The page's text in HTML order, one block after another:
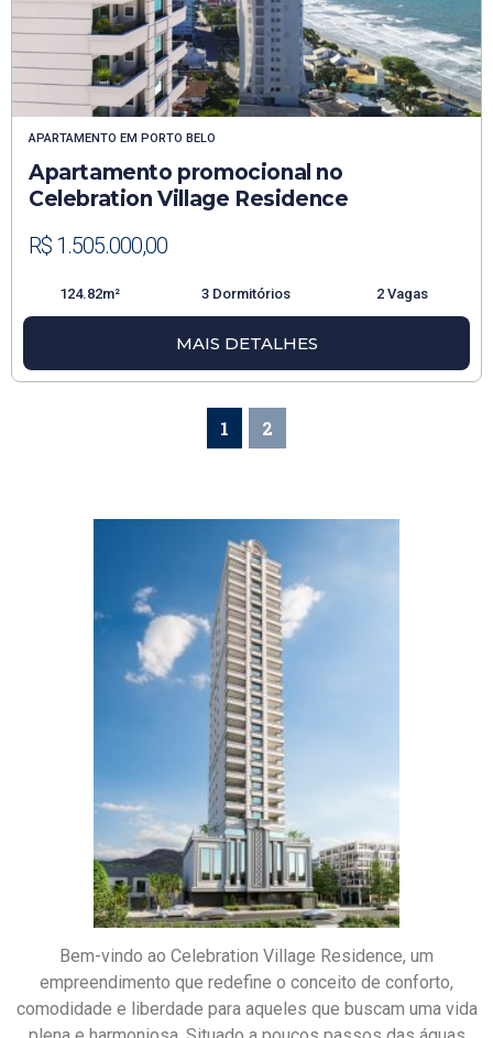
APARTAMENTO EM PORTO BELO
Apartamento promocional no
Celebration Village Residence
R$ 1.505.000,00
124.82m² 3 Dormitórios 2 Vagas
MAIS DETALHES
1 2
Bem-vindo ao Celebration Village Residence, um
empreendimento que redefine o conceito de conforto,
comodidade e liberdade para aqueles que buscam uma vida